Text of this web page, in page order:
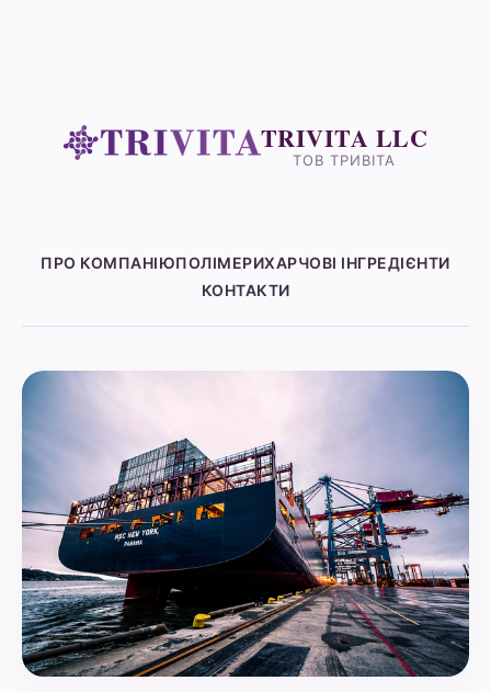
TRIVITA LLC
ТОВ ТРИВІТА
ПРО КОМПАНІЮПОЛІМЕРИХАРЧОВІ ІНГРЕДІЄНТИ
КОНТАКТИ